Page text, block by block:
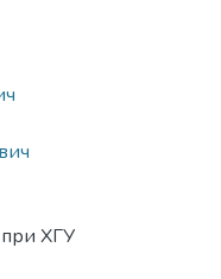
при ХГУ